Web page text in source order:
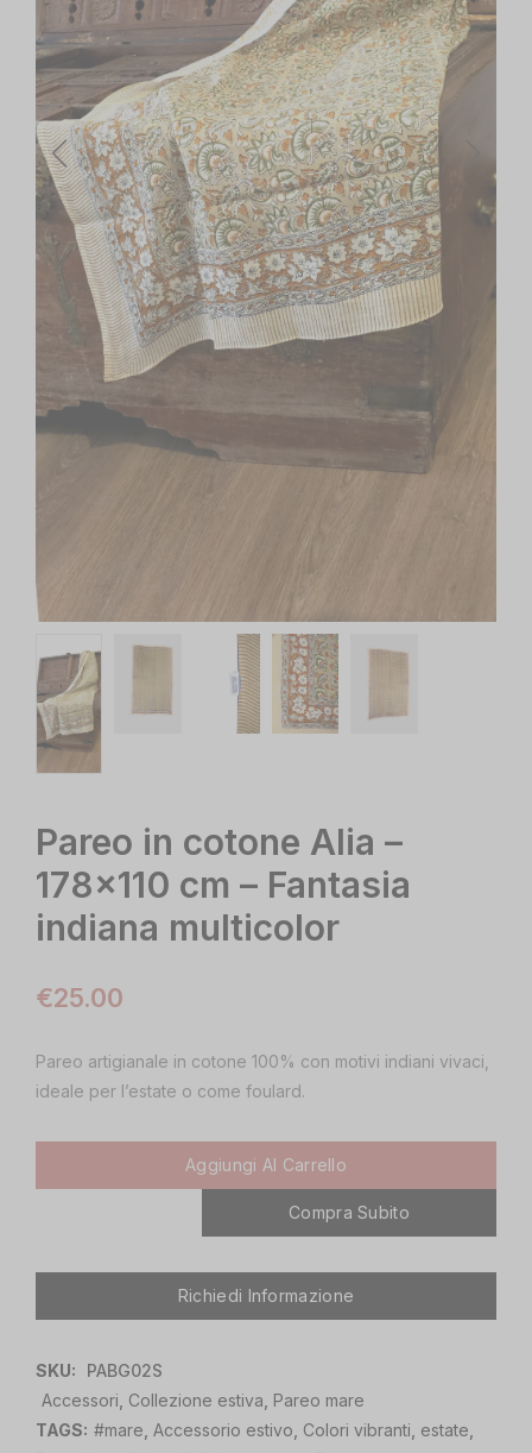
Pareo in cotone Alia –
178×110 cm – Fantasia
indiana multicolor
€25.00
Pareo artigianale in cotone 100% con motivi indiani vivaci,
ideale per l’estate o come foulard.
Aggiungi Al Carrello
Compra Subito
Richiedi Informazione
SKU:
PABG02S
Accessori Collezione estiva Pareo mare
TAGS: #mare Accessorio estivo Colori vibranti estate